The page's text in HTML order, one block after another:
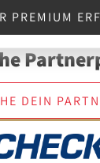
PREMIUM
DEIN